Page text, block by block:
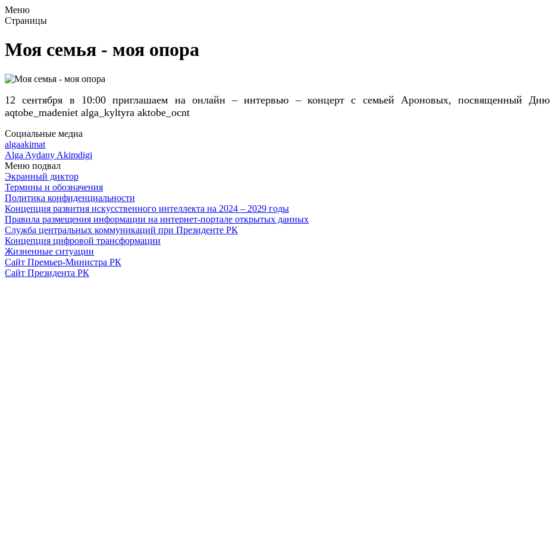
Меню
Страницы
Моя семья - моя опора
12 сентября в 10:00 приглашаем на онлайн – интервью – концерт с семьей Ароновых, посвященный Дню
aqtobe_madeniet alga_kyltyra aktobe_ocnt
Социальные медиа
algaakimat
Alga Aydany Akimdigi
Меню подвал
Экранный диктор
Термины и обозначения
Политика конфиденциальности
Концепция развития искусственного интеллекта на 2024 – 2029 годы
Правила размещения информации на интернет-портале открытых данных
Служба центральных коммуникаций при Президенте РК
Концепция цифровой трансформации
Жизненные ситуации
Сайт Премьер-Министра РК
Сайт Президента РК